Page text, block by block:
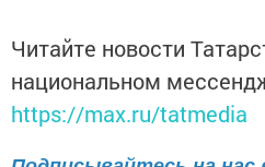
Читайте новости
национальном
https://max.ru/tatmedia